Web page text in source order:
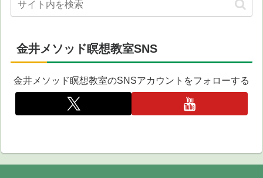
金井メソッド瞑想教室SNS
金井メソッド瞑想教室のSNSアカウントをフォローする